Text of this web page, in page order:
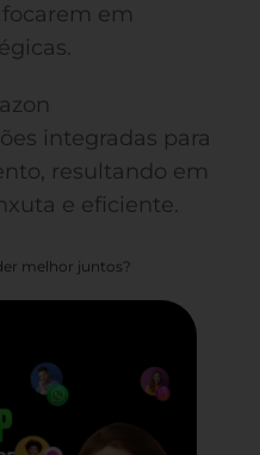
em
integradas para
resultando em
e eficiente.
melhor juntos?